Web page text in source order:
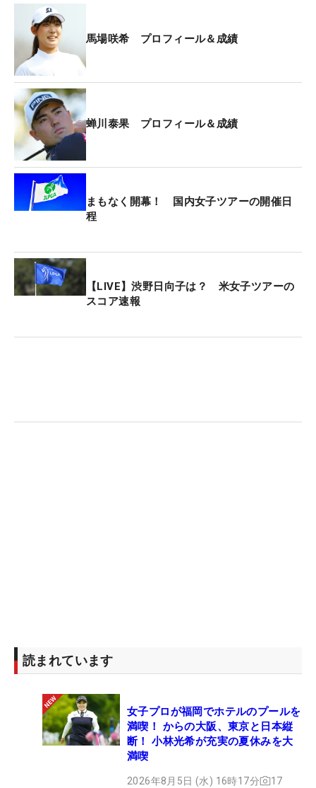
入った。大里桃子＆杉浦悠太はトータル10アンダ
ー・6位だった。
政田夢乃＆河本力はトータル6アンダー・12位タ
イ。昨年のプロテストでトップ合格を果たした清本
美波は大槻智春とペアを組み、トータル5アンダ
ー・16位タイで大会を終えた。
大会の模様はあす25日（日）の午後1時30分からBS
朝日で放送される。
馬場咲希 プロフィール＆成績
蝉川泰果 プロフィール＆成績
まもなく開幕！ 国内女子ツアーの開催日
程
【LIVE】渋野日向子は？ 米女子ツアーの
スコア速報
読まれています
女子プロが福岡でホテルのプールを
満喫！ からの大阪、東京と日本縦
断！ 小林光希が充実の夏休みを大
満喫
2026年8月5日 (水) 16時17分 17